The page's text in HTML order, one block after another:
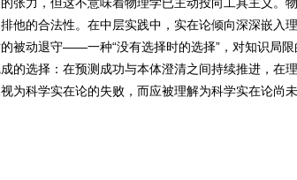
他的合法性。在中层实践中，实在论倾向深深嵌入
被动退守——一种“没有选择时的选择”，对知识局
的选择：在预测成功与本体澄清之间持续推进，在
为科学实在论的失败，而应被理解为科学实在论尚